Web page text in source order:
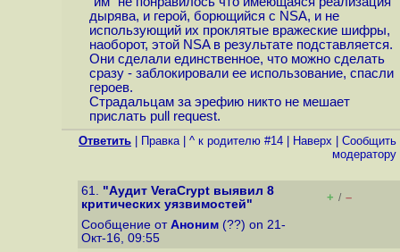
дырява, и герой, борющийся с NSA, и не
использующий их проклятые вражеские шифры,
наоборот, этой NSA в результате подставляется.
Они сделали единственное, что можно сделать
сразу - заблокировали ее использование, спасли
героев.
Страдальцам за эрефию никто не мешает
прислать pull request.
Ответить Правка| ^ к родителю #14 Наверх
Cообщить
модератору
61. "Аудит VeraCrypt выявил 8
критических уязвимостей"
+ / –
Сообщение от Аноним (??) on 21-
Окт-16, 09:55